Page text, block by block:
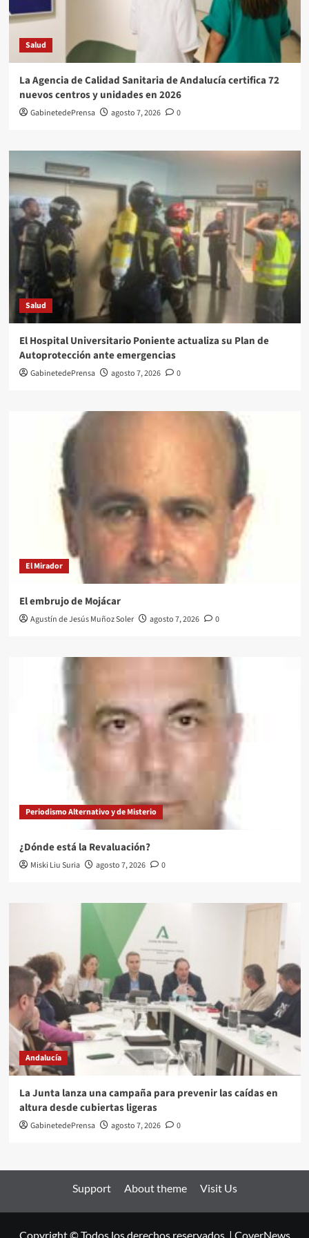
Salud
La Agencia de Calidad Sanitaria de Andalucía certifica 72
nuevos centros y unidades en 2026
GabinetedePrensa agosto 7, 2026 0
Salud
El Hospital Universitario Poniente actualiza su Plan de
Autoprotección ante emergencias
GabinetedePrensa agosto 7, 2026 0
El Mirador
El embrujo de Mojácar
Agustín de Jesús Muñoz Soler agosto 7, 2026 0
Periodismo Alternativo y de Misterio
¿Dónde está la Revaluación?
Miski Liu Suria agosto 7, 2026 0
Andalucía
La Junta lanza una campaña para prevenir las caídas en
altura desde cubiertas ligeras
GabinetedePrensa agosto 7, 2026 0
Support About theme Visit Us
Copyright © Todos los derechos reservados. | CoverNews